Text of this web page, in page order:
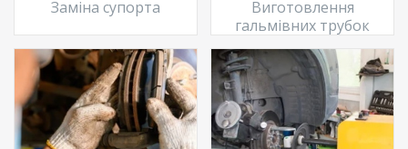
Заміна супорта
Виготовлення
гальмівних трубок